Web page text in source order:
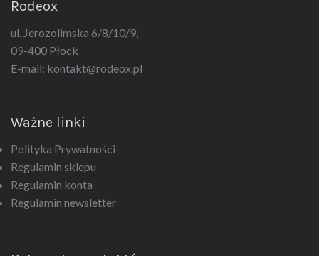
ul. Jerozolimska 6/8/10/9,
09-400 Płock
E-mail: kontakt@rodeox.pl
Ważne linki
Polityka Prywatności
Regulamin sklepu
Regulamin konta
Regulamin newsletter